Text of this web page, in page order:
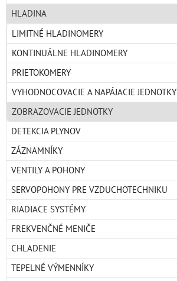
HLADINA
LIMITNÉ HLADINOMERY
KONTINUÁLNE HLADINOMERY
PRIETOKOMERY
VYHODNOCOVACIE A NAPÁJACIE JEDNOTKY
ZOBRAZOVACIE JEDNOTKY
DETEKCIA PLYNOV
ZÁZNAMNÍKY
VENTILY A POHONY
SERVOPOHONY PRE VZDUCHOTECHNIKU
RIADIACE SYSTÉMY
FREKVENČNÉ MENIČE
CHLADENIE
TEPELNÉ VÝMENNÍKY